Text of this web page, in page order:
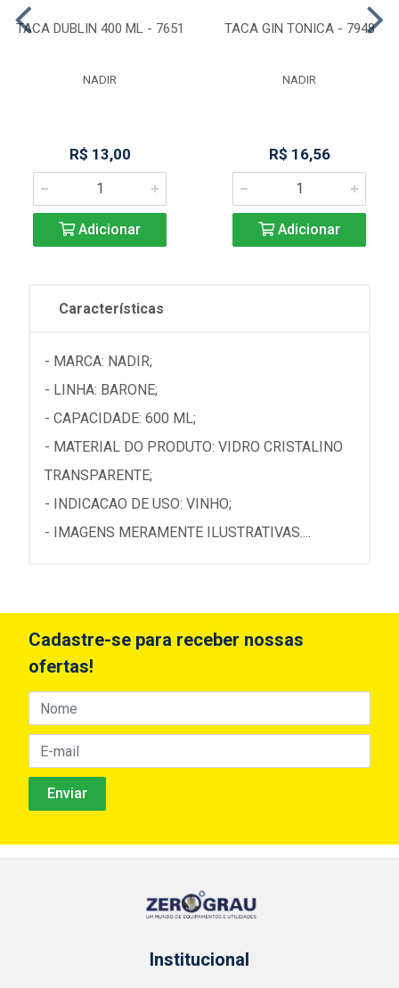
TACA DUBLIN 400 ML - 7651
NADIR
R$ 13,00
Adicionar
TACA GIN TONICA - 7948
NADIR
R$ 16,56
Adicionar
Características
- MARCA: NADIR;
- LINHA: BARONE;
- CAPACIDADE: 600 ML;
- MATERIAL DO PRODUTO: VIDRO CRISTALINO
TRANSPARENTE;
- INDICACAO DE USO: VINHO;
- IMAGENS MERAMENTE ILUSTRATIVAS....
Cadastre-se para receber nossas
ofertas!
Institucional